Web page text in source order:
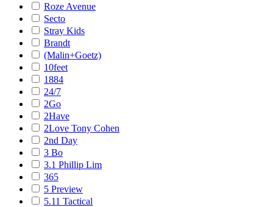
Roze Avenue
Secto
Stray Kids
Brandt
(Malin+Goetz)
10feet
1884
24/7
2Go
2Have
2Love Tony Cohen
2nd Day
3 Bo
3.1 Phillip Lim
365
5 Preview
5.11 Tactical